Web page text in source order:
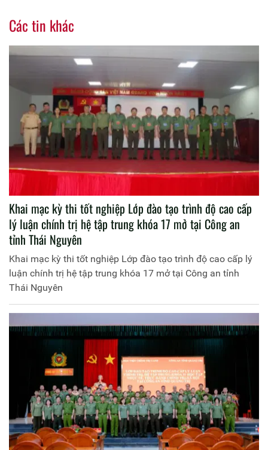
Các tin khác
Khai mạc kỳ thi tốt nghiệp Lớp đào tạo trình độ cao cấp
lý luận chính trị hệ tập trung khóa 17 mở tại Công an
tỉnh Thái Nguyên
Khai mạc kỳ thi tốt nghiệp Lớp đào tạo trình độ cao cấp lý
luận chính trị hệ tập trung khóa 17 mở tại Công an tỉnh
Thái Nguyên